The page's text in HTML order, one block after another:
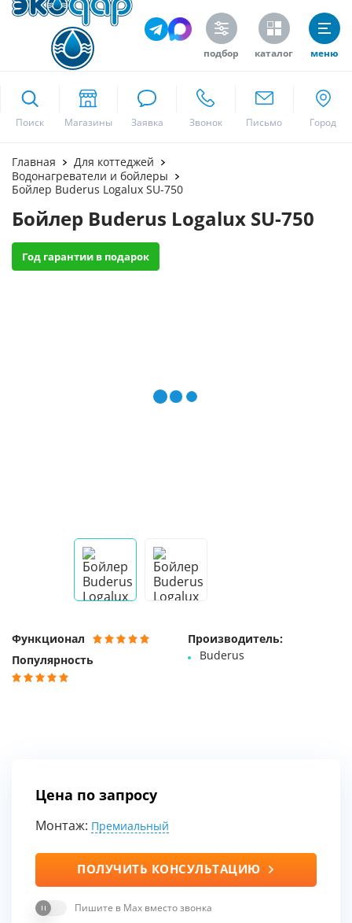
подбор каталог меню
Поиск
Москва
Главная
Для коттеджей
Водонагреватели и бойлеры
Бойлер Buderus Logalux SU-750
Бойлер Buderus Logalux SU-750
Год гарантии в подарок
Функционал
Популярность
Производитель:
Buderus
Цена по запросу
Монтаж: Премиальный
ПОЛУЧИТЬ КОНСУЛЬТАЦИЮ
Пишите в Max вместо звонка